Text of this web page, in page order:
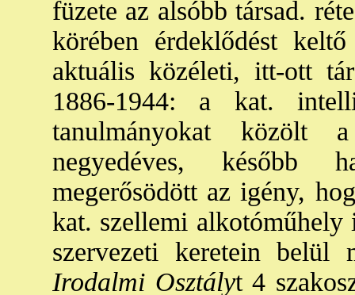
füzete az alsóbb társad.
körében érdeklődést
aktuális közéleti, itt-ott
1886-1944: a kat.
tanulmányokat
negyedéves, később
megerősödött az igény,
kat. szellemi alkotóműhely
szervezeti keretein belül
Irodalmi Osztályt 4